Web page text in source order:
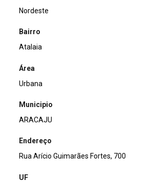
Nordeste
Bairro
Atalaia
Área
Urbana
Municipio
ARACAJU
Endereço
Rua Arício Guimarães Fortes, 700
UF